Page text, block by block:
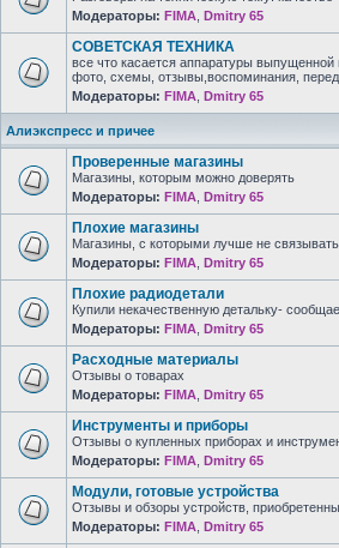
Модераторы: FIMA Dmitry 65
СОВЕТСКАЯ ТЕХНИКА
все что касается аппаратуры
фото, схемы, отзывы,воспоминания,
Модераторы: FIMA Dmitry 65
Алиэкспресс и причее
Проверенные магазины
Магазины, которым можно доверять
Модераторы: FIMA Dmitry 65
Плохие магазины
Магазины, с которыми лучше не
Модераторы: FIMA Dmitry 65
Плохие радиодетали
Купили некачественную детальку-
Модераторы: FIMA Dmitry 65
Расходные материалы
Отзывы о товарах
Модераторы: FIMA Dmitry 65
Инструменты и приборы
Отзывы о купленных приборах и
Модераторы: FIMA Dmitry 65
Модули, готовые устройства
Отзывы и обзоры устройств,
Модераторы: FIMA Dmitry 65